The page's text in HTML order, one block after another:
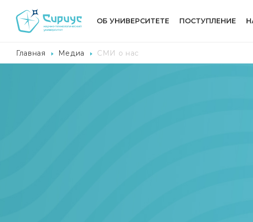
ОБ УНИВЕРСИТЕТЕ ПОСТУПЛЕНИЕ
Главная Медиа СМИ о нас